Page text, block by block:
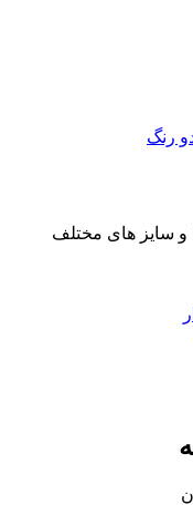
رنگ
و سایز های مختلف